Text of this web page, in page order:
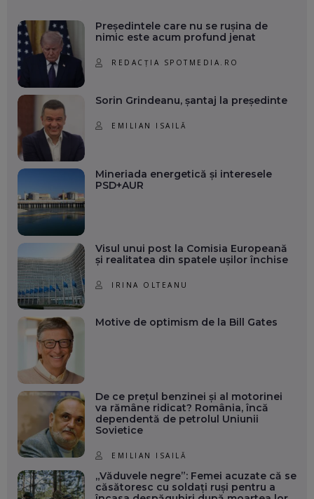
Președintele care nu se rușina de
nimic este acum profund jenat
REDACȚIA SPOTMEDIA.RO
Sorin Grindeanu, șantaj la președinte
EMILIAN ISAILĂ
Mineriada energetică și interesele
PSD+AUR
Visul unui post la Comisia Europeană
și realitatea din spatele ușilor închise
IRINA OLTEANU
Motive de optimism de la Bill Gates
De ce prețul benzinei și al motorinei
va rămâne ridicat? România, încă
dependentă de petrolul Uniunii
Sovietice
EMILIAN ISAILĂ
„Văduvele negre”: Femei acuzate că se
căsătoresc cu soldați ruși pentru a